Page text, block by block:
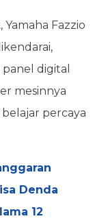
Fazzio
digital
mesinnya
percaya
Denda
12